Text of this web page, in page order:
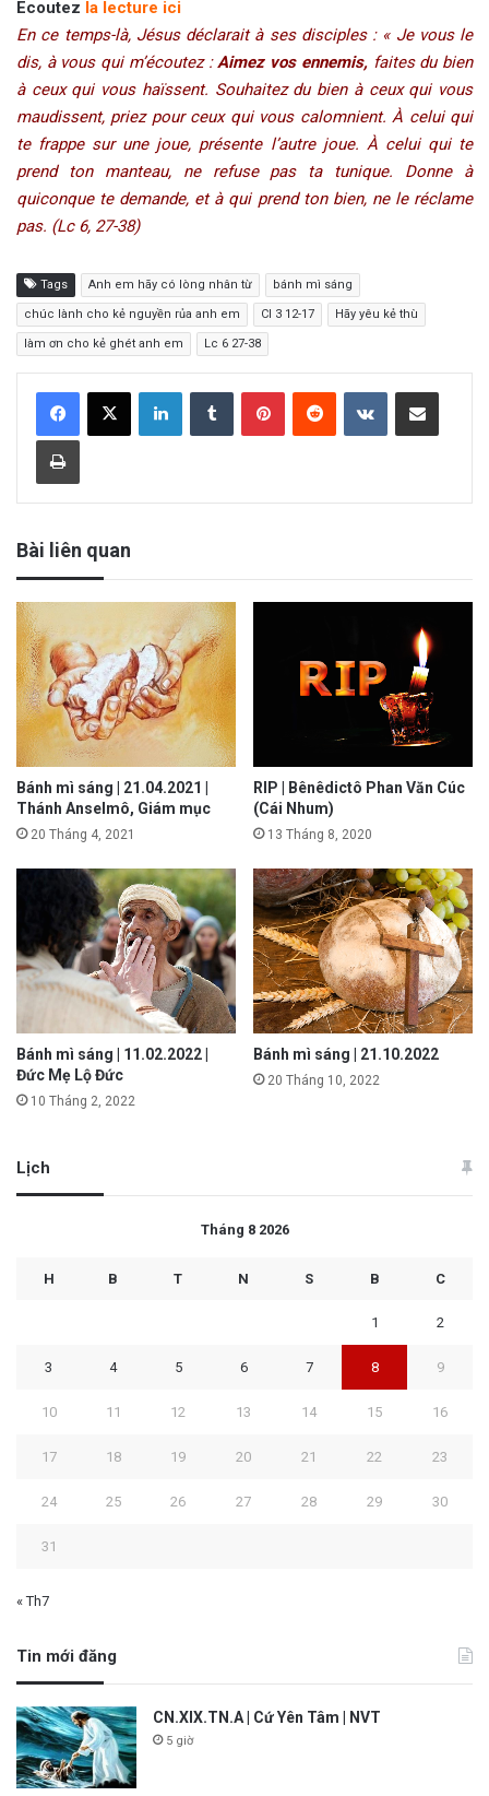
Ecoutez la lecture ici
En ce temps-là, Jésus déclarait à ses disciples : « Je vous le
dis, à vous qui m’écoutez :Aimez vos ennemis,faites du bien
à ceux qui vous haïssent. Souhaitez du bien à ceux qui vous
maudissent, priez pour ceux qui vous calomnient. À celui qui
te frappe sur une joue, présente l’autre joue. À celui qui te
prend ton manteau, ne refuse pas ta tunique. Donne à
quiconque te demande, et à qui prend ton bien, ne le réclame
pas. (Lc 6, 27-38)
Tags Anh em hãy có lòng nhân từ bánh mì sáng
chúc lành cho kẻ nguyền rủa anh em Cl 3 12-17 Hãy yêu kẻ thù
làm ơn cho kẻ ghét anh em Lc 6 27-38
Bài liên quan
Bánh mì sáng | 21.04.2021 |
Thánh Anselmô, Giám mục
20 Tháng 4, 2021
RIP | Bênêdictô Phan Văn Cúc
(Cái Nhum)
13 Tháng 8, 2020
Bánh mì sáng | 11.02.2022 |
Đức Mẹ Lộ Đức
10 Tháng 2, 2022
Bánh mì sáng | 21.10.2022
20 Tháng 10, 2022
Lịch
Tháng 8 2026
H B T N S B C
1 2
3 4 5 6 7 8 9
10 11 12 13 14 15 16
17 18 19 20 21 22 23
24 25 26 27 28 29 30
31
« Th7
Tin mới đăng
CN.XIX.TN.A | Cứ Yên Tâm | NVT
5 giờ